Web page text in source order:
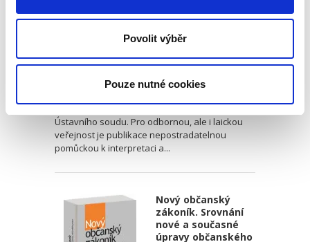
Povolit výběr
Pouze nutné cookies
940,00 Kč
všechny přijaté nálezy a vybraná usnesení
Ústavního soudu. Pro odbornou, ale i laickou
veřejnost je publikace nepostradatelnou
pomůckou k interpretaci a...
Nový občanský
zákoník. Srovnání
nové a současné
úpravy občanského